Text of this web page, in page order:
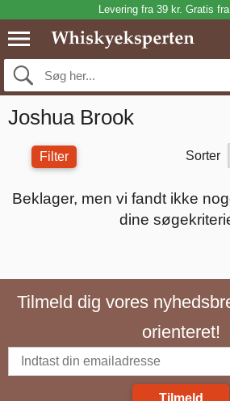
Levering fra 39 kr. Gratis
Joshua Brook
Filter Sorter
Beklager, men vi fandt ikke
dine
Tilmeld dig vores
orienteret!
Tilmeld